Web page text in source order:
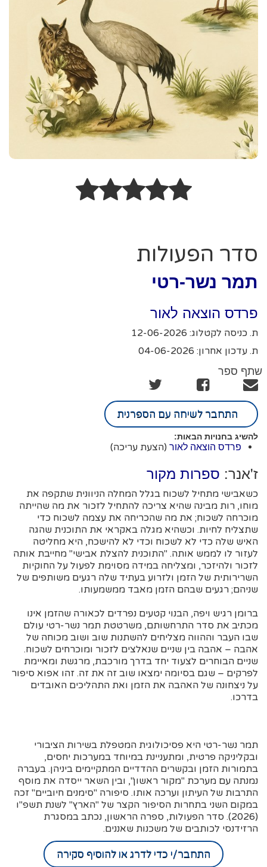
סדר הפעולות
תמר נשר-רטי
פרדס הוצאה לאור
ת. כניסה לקטלוג: 12-06-2026
ת. עדכון אחרון: 04-06-2026
שתף ספר
התחבר לשיחה עם הספרנית
להשיג בחנויות הבאות:
פרדס הוצאה לאור (הצעת עריכה)
ז'אנר: ספרות מקור
כשאבישי מתחיל לשכוח בגלל המחלה הניוונית שתקפה את
מוחו, רות מבינה שהיא צריכה להתחיל לזכור את מה שהייתה
מוכרחה לשכוח; את מה שהכריחה את עצמה לשכוח כדי
שתצליח לחיות. וכשהיא מגלה באקראי את התוכנית שהגה
האיש שלה כדי לא לשכוח וכדי לא להישכח, היא מחליטה
לעזור לו לממש אותה. "התוכנית להצלת אבישי" מחייבת אותה
לזכור ולהיזכר, ומצליחה במידה מסוימת לפעול על החוקיות
השרירותית של הזמן ולזרוע בעתיד שלה רגעים משותפים של
שניהם; רגעים שבהם הזמן מאבד ממשמעותו.
ברומן רגיש ויפה, הבנוי קטעים נפרדים לכאורה שהזמן אינו
מכתיב את סדר התרחשותם, משרטטת תמר נשר-רטי עולם
שבו העבר וההווה מצליחים להשתנות שוב ושוב מכוחה של
אהבה – אהבה בין שניים שנאלצים לזכור ומוכרחים לשכוח.
שניים הבוחרים לצעוד יחד בדרך מורכבת, מרגשת ומאיימת
לפרקים – שגם בסיומה ימצאו שוב זה את זה. זהו אפוא סיפור
על ניצחונה של האהבה את הזמן ואת התהליכים האובדים
בדרכו.
תמר נשר-רטי היא פסיכולוגית המטפלת בשירות הציבורי
ובקליניקה פרטית, ומתעניינת במיוחד במערכות יחסים,
בתמורות הזמן ובקשרים ההדדיים המתקיימים ביניהן. בעברה
נמנתה עם מערכת "מקור ראשון", ובין השאר ייסדה את מוסף
התרבות של העיתון וערכה אותו. סיפורה "סימנים חיוביים" זכה
במקום השני בתחרות הסיפור הקצר של "הארץ" לשנת תשפ"ו
(2026). סדר הפעולות, ספרה הראשון, נכתב במסגרת
הרזידנסי לכותבים של משכנות שאננים.
התחבר/י כדי לדרג או להוסיף סקירה